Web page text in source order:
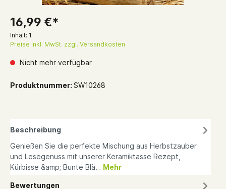
16,99 €*
Inhalt: 1
Preise inkl. MwSt. zzgl. Versandkosten
Nicht mehr verfügbar
Produktnummer: SW10268
Beschreibung
Genießen Sie die perfekte Mischung aus Herbstzauber
und Lesegenuss mit unserer Keramiktasse Rezept,
Kürbisse &amp; Bunte Blä… Mehr
Bewertungen